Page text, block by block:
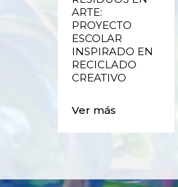
ARTE:
PROYECTO
ESCOLAR
INSPIRADO EN
RECICLADO
CREATIVO
Ver más